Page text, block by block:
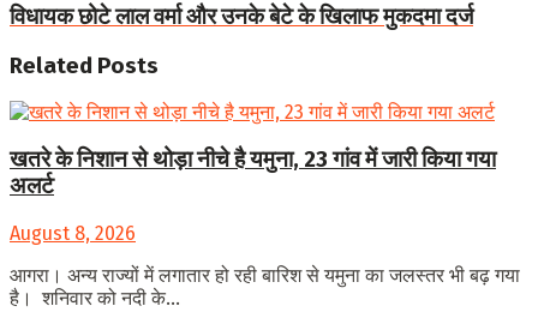
विधायक छोटे लाल वर्मा और उनके बेटे के खिलाफ मुकदमा दर्ज
Related Posts
खतरे के निशान से थोड़ा नीचे है यमुना, 23 गांव में जारी किया गया
अलर्ट
August 8, 2026
आगरा। अन्य राज्यों में लगातार हो रही बारिश से यमुना का जलस्तर भी बढ़ गया
है। शनिवार को नदी के...